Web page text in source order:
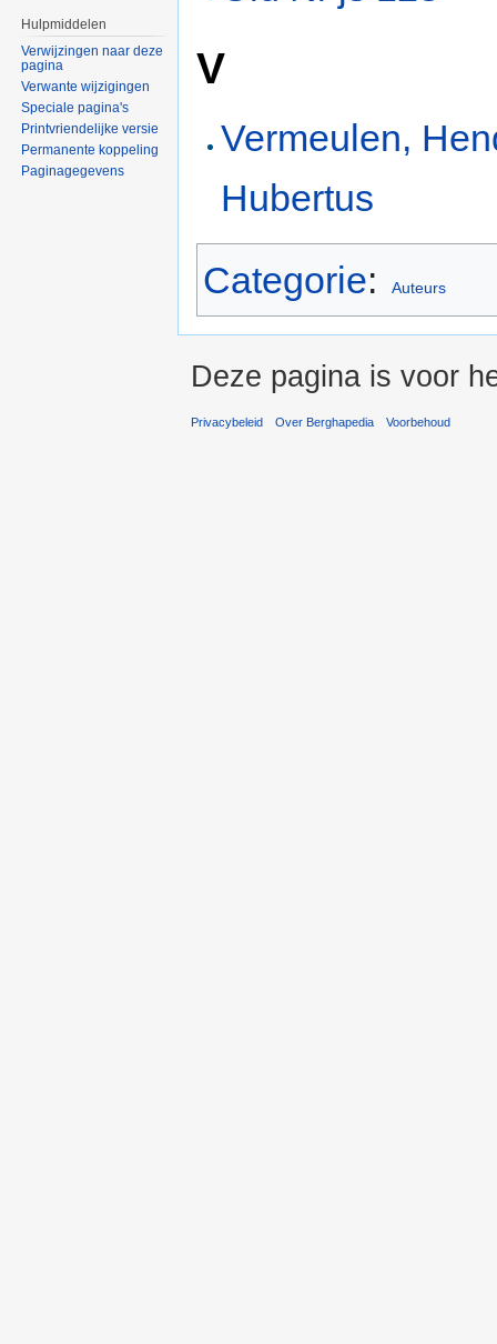
V
Vermeulen,
Hubertus
Categorie: Auteurs
Hulpmiddelen
Verwijzingen naar deze
pagina
Verwante wijzigingen
Speciale pagina's
Printvriendelijke versie
Permanente koppeling
Paginagegevens
Deze pagina is voor
Privacybeleid Over Berghapedia Voorbehoud